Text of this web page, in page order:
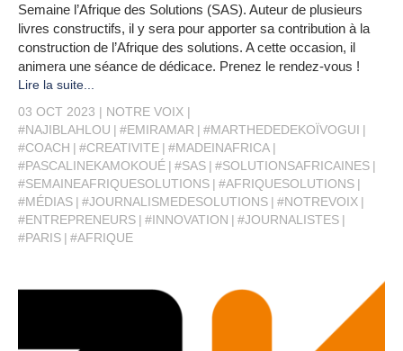
Semaine l’Afrique des Solutions (SAS). Auteur de plusieurs
livres constructifs, il y sera pour apporter sa contribution à la
construction de l’Afrique des solutions. A cette occasion, il
animera une séance de dédicace. Prenez le rendez-vous !
Lire la suite...
03 OCT 2023
NOTRE VOIX
#NAJIBLAHLOU
#EMIRAMAR
#MARTHEDEDEKOÏVOGUI
#COACH
#CREATIVITE
#MADEINAFRICA
#PASCALINEKAMOKOUÉ
#SAS
#SOLUTIONSAFRICAINES
#SEMAINEAFRIQUESOLUTIONS
#AFRIQUESOLUTIONS
#MÉDIAS
#JOURNALISMEDESOLUTIONS
#NOTREVOIX
#ENTREPRENEURS
#INNOVATION
#JOURNALISTES
#PARIS
#AFRIQUE